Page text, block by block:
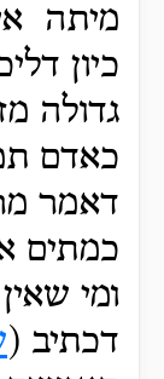
מיתה
כיון
גדולה
כאדם
דאמר
כמתים
ומי
דכתיב (